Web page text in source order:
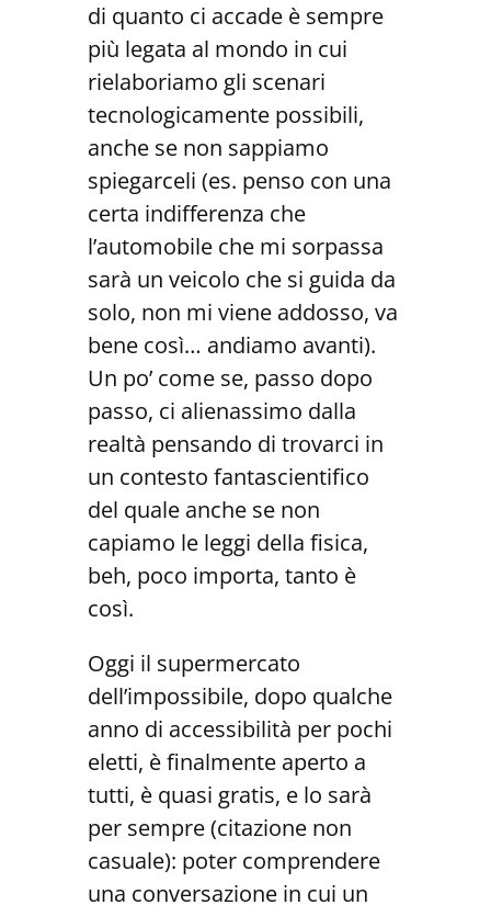
di quanto ci accade è sempre
più legata al mondo in cui
rielaboriamo gli scenari
tecnologicamente possibili,
anche se non sappiamo
spiegarceli (es. penso con una
certa indifferenza che
l’automobile che mi sorpassa
sarà un veicolo che si guida da
solo, non mi viene addosso, va
bene così… andiamo avanti).
Un po’ come se, passo dopo
passo, ci alienassimo dalla
realtà pensando di trovarci in
un contesto fantascientifico
del quale anche se non
capiamo le leggi della fisica,
beh, poco importa, tanto è
così.
Oggi il supermercato
dell’impossibile, dopo qualche
anno di accessibilità per pochi
eletti, è finalmente aperto a
tutti, è quasi gratis, e lo sarà
per sempre (citazione non
casuale): poter comprendere
una conversazione in cui un